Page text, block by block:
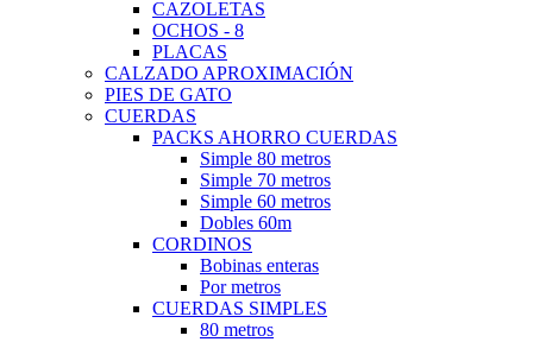
CAZOLETAS
OCHOS - 8
PLACAS
CALZADO APROXIMACIÓN
PIES DE GATO
CUERDAS
PACKS AHORRO CUERDAS
Simple 80 metros
Simple 70 metros
Simple 60 metros
Dobles 60m
CORDINOS
Bobinas enteras
Por metros
CUERDAS SIMPLES
80 metros